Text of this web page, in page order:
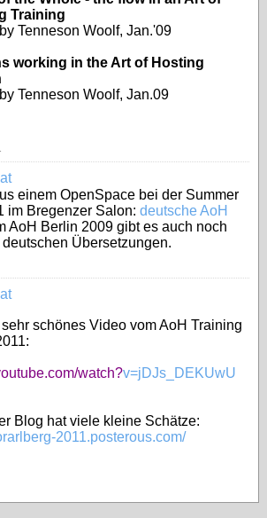
Training
Tenneson Woolf, Jan.'09
working in the Art of Hosting
Tenneson Woolf, Jan.09
einem OpenSpace bei der Summer
im Bregenzer Salon: deutsche AoH
AoH Berlin 2009 gibt es auch noch
Übersetzungen.
schönes Video vom AoH Training
watch?v=jDJs_DEKUwU
Blog hat viele kleine Schätze:
2011.posterous.com/